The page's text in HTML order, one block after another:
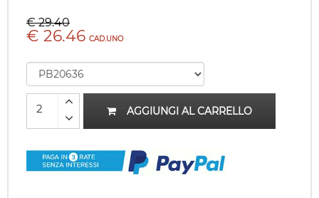
€ 29.40
€ 26.46 CAD.UNO
AGGIUNGI AL CARRELLO